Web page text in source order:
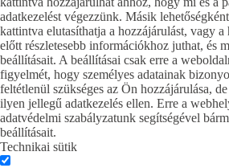
adatkezelést végezzünk. Másik
kattintva elutasíthatja a hozzájárulást, vagy a
előtt részletesebb információkhoz juthat, és
beállításait. A beállításai csak erre a
figyelmét, hogy személyes adatainak
feltétlenül szükséges az Ön hozzájárulása,
ilyen jellegű adatkezelés ellen. Erre a
adatvédelmi szabályzatunk segítségével
beállításait.
Technikai sütik